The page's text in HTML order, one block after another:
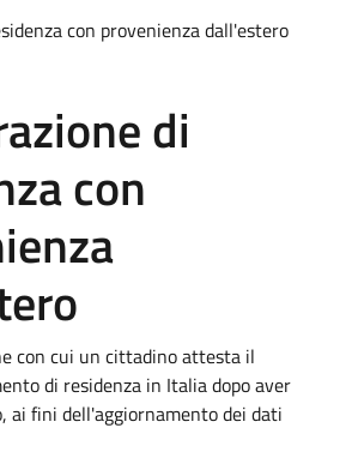
con provenienza dall'estero
di
con
con cui un cittadino attesta il
di residenza in Italia dopo aver
ai fini dell'aggiornamento dei dati